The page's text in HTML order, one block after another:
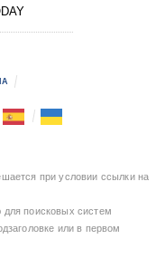
при условии ссылки на
поисковых систем
или в первом